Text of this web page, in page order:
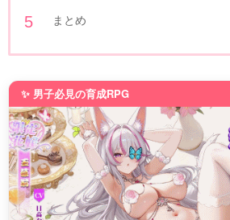
まとめ
✨ 男子必見の育成RPG